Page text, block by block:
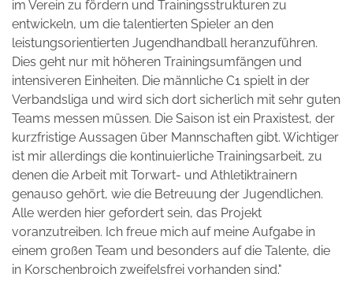
im Verein zu fördern und Trainingsstrukturen zu
entwickeln, um die talentierten Spieler an den
leistungsorientierten Jugendhandball heranzuführen.
Dies geht nur mit höheren Trainingsumfängen und
intensiveren Einheiten. Die männliche C1 spielt in der
Verbandsliga und wird sich dort sicherlich mit sehr guten
Teams messen müssen. Die Saison ist ein Praxistest, der
kurzfristige Aussagen über Mannschaften gibt. Wichtiger
ist mir allerdings die kontinuierliche Trainingsarbeit, zu
denen die Arbeit mit Torwart- und Athletiktrainern
genauso gehört, wie die Betreuung der Jugendlichen.
Alle werden hier gefordert sein, das Projekt
voranzutreiben. Ich freue mich auf meine Aufgabe in
einem großen Team und besonders auf die Talente, die
in Korschenbroich zweifelsfrei vorhanden sind."